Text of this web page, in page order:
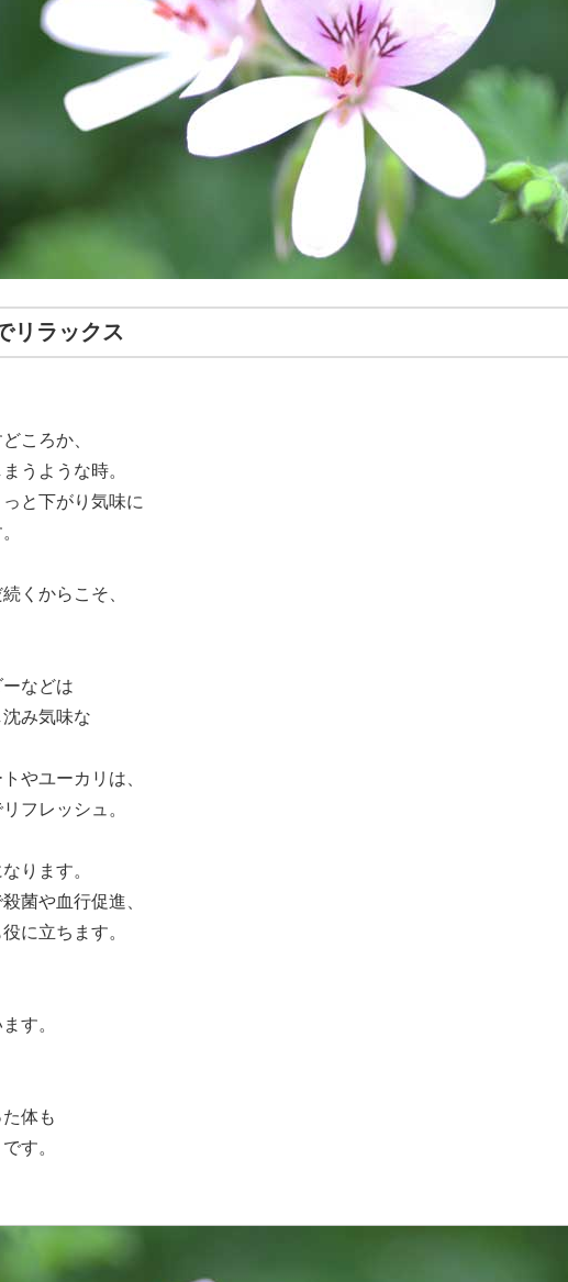
リラックス
ころか、
うような時。
と下がり気味に
くからこそ、
などは
み気味な
やユーカリは、
フレッシュ。
ります。
菌や血行促進、
に立ちます。
す。
体も
す。